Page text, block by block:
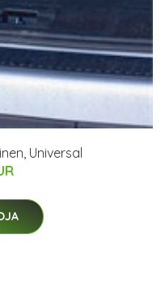
Universal